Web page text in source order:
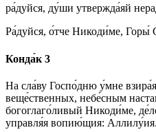
ра́дуйся, ду́ши утвержда́яй
Ра́дуйся, о́тче Никоди́ме, Горы́
Конда́к 3
На сла́ву Госпо́дню у́мне
веще́ственных, небе́сным
богоглаго́ливый Никоди́ме,
управля́я вопию́щия: Аллилу́ия.